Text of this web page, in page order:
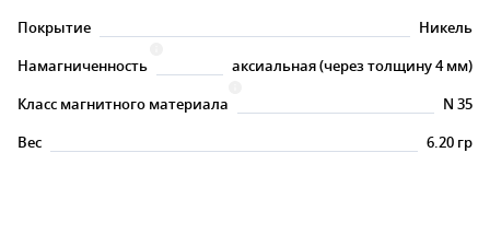
Покрытие
Никель
Намагниченность
аксиальная (через толщину 4 мм)
Класс магнитного материала
N 35
Вес
6.20 гр